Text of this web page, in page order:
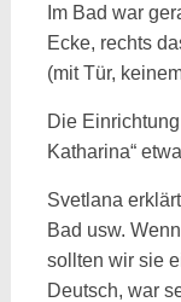
Im Bad war
Ecke, rechts
(mit Tür,
Die
Katharina“
Svetlana
Bad usw.
sollten wir sie
Deutsch, war